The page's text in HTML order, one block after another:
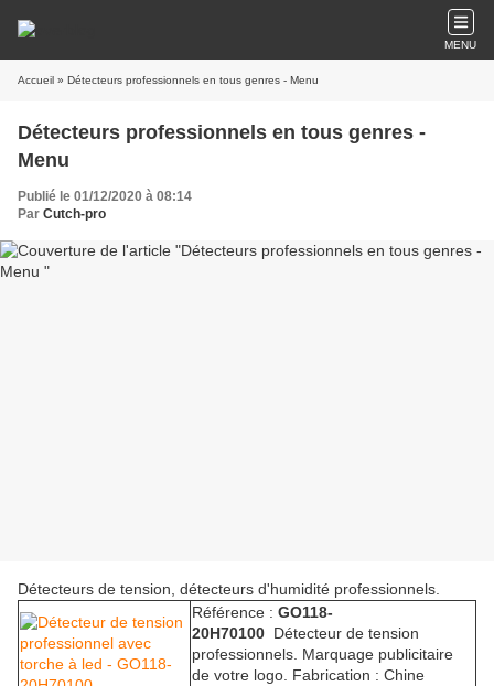
MENU
Accueil » Détecteurs professionnels en tous genres - Menu
Détecteurs professionnels en tous genres -
Menu
Publié le 01/12/2020 à 08:14
Par Cutch-pro
Détecteurs de tension, détecteurs d'humidité professionnels.
Référence : GO118-
20H70100 Détecteur de tension
professionnels. Marquage publicitaire
de votre logo. Fabrication : Chine